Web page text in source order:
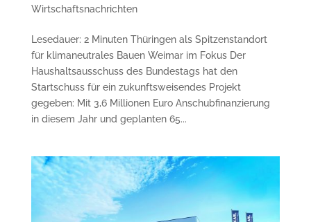
Wirtschaftsnachrichten
Lesedauer: 2 Minuten Thüringen als Spitzenstandort
für klimaneutrales Bauen Weimar im Fokus Der
Haushaltsausschuss des Bundestags hat den
Startschuss für ein zukunftsweisendes Projekt
gegeben: Mit 3,6 Millionen Euro Anschubfinanzierung
in diesem Jahr und geplanten 65...